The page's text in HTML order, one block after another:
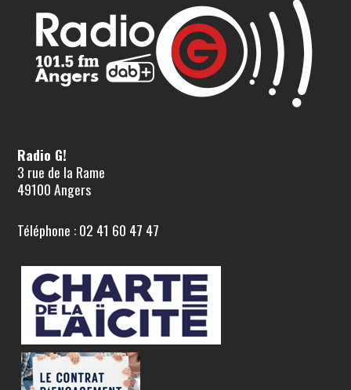
Radio G!
3 rue de la Rame
49100 Angers
Téléphone : 02 41 60 47 47